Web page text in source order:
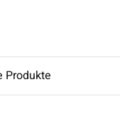
Produkte